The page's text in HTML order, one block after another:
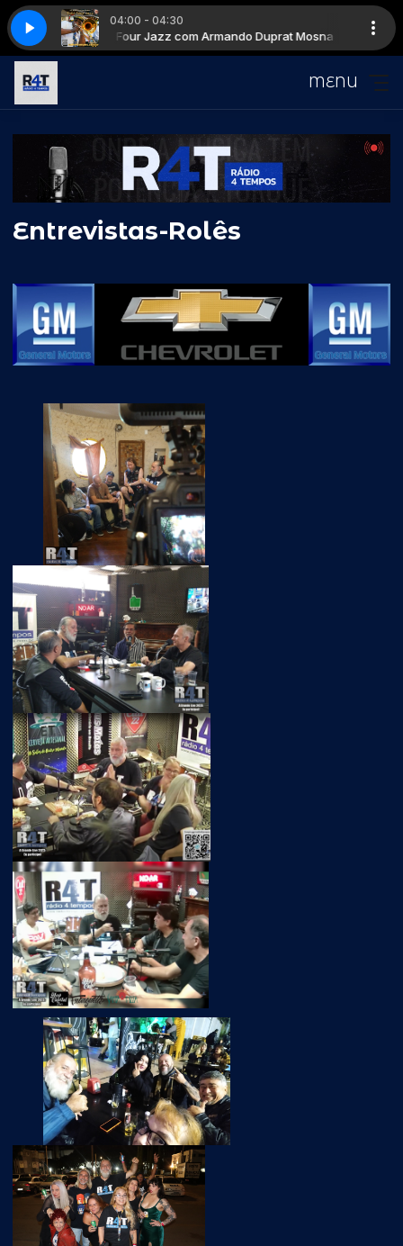
04:00 - 04:30
Take Four Jazz com Armando Duprat MosnaTake Four
The Brecker Brothers - Some Skunk Funk The Brecker
MENU
Entrevistas-Rolês